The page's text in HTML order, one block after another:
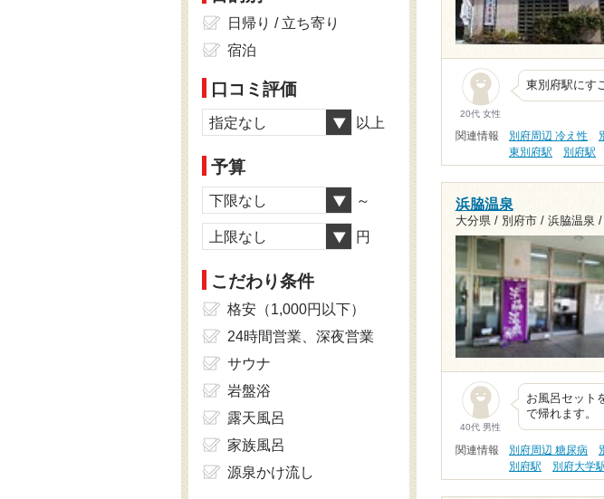
20代 女性
東別府駅にす
関連情報 別府周辺 冷え性
東別府駅
別府駅
浜脇温泉
大分県 / 別府市 / 浜脇温泉 /
40代 男性
お風呂セット
で帰れます。
関連情報 別府周辺 糖尿病
別府駅
別府大学
日帰り / 立ち寄り
宿泊
口コミ評価
指定なし 以上
予算
下限なし ～
上限なし 円
こだわり条件
格安（1,000円以下）
24時間営業、深夜営業
サウナ
岩盤浴
露天風呂
家族風呂
源泉かけ流し